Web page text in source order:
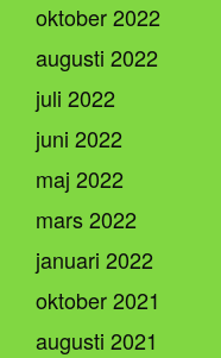
oktober 2022
augusti 2022
juli 2022
juni 2022
maj 2022
mars 2022
januari 2022
oktober 2021
augusti 2021